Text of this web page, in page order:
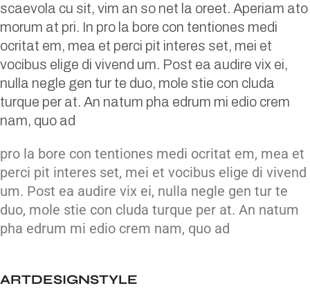
scaevola cu sit, vim an so net la oreet. Aperiam ato
morum at pri. In pro la bore con tentiones medi
ocritat em, mea et perci pit interes set, mei et
vocibus elige di vivend um. Post ea audire vix ei,
nulla negle gen tur te duo, mole stie con cluda
turque per at. An natum pha edrum mi edio crem
nam, quo ad
pro la bore con tentiones medi ocritat em, mea et
perci pit interes set, mei et vocibus elige di vivend
um. Post ea audire vix ei, nulla negle gen tur te
duo, mole stie con cluda turque per at. An natum
pha edrum mi edio crem nam, quo ad
ARTDESIGNSTYLE